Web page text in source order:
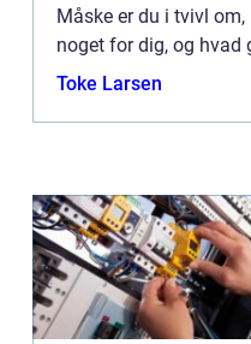
Måske er du i tvivl
noget for dig, og hvad
at skifte dit nuværende
Toke Larsen